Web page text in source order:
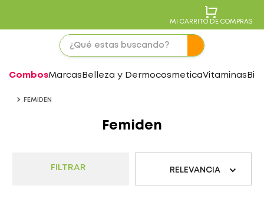
MI CARRITO DE COMPRAS
CombosMarcas Belleza y DermocosmeticaVitaminas
FEMIDEN
Femiden
FILTRAR RELEVANCIA